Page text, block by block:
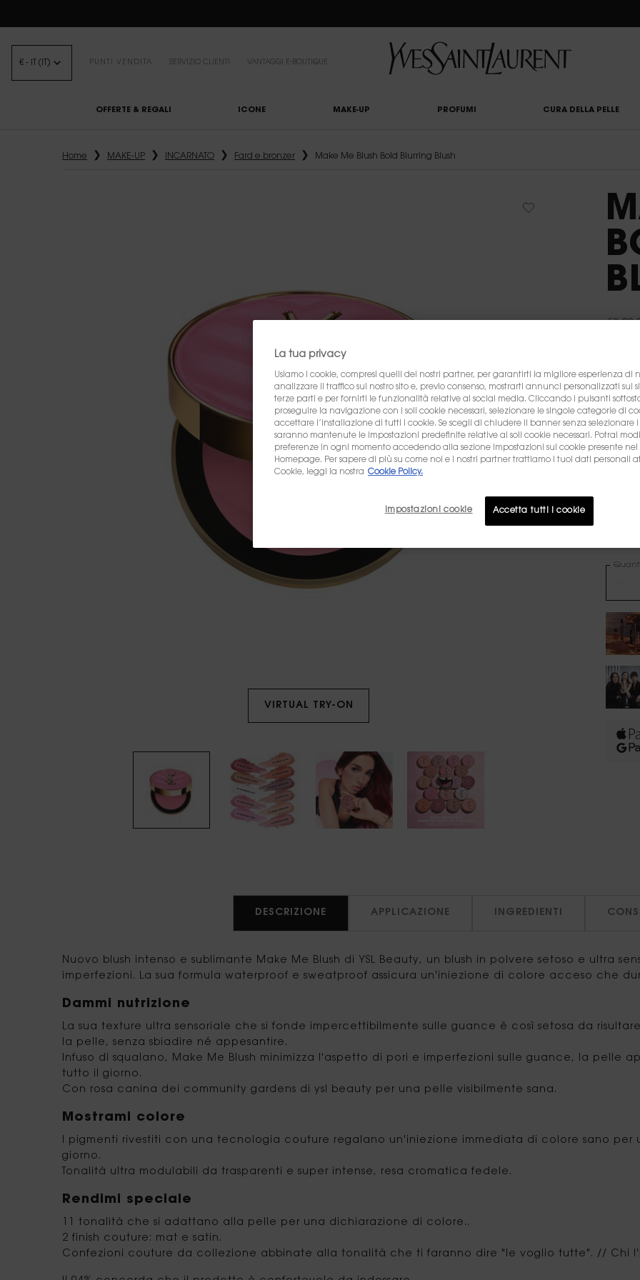
€ - IT (IT) PUNTI VENDITA SERVIZIO CLIENTI VANTAGGI E-BOUTIQUE
OFFERTE & REGALI ICONE MAKE-UP PROFUMI CURA DELLA PELLE
Home MAKE-UP INCARNATO Fard e bronzer Make Me Blush Bold Blurring Blush
52,00
4.828
VIRTUAL TRY-ON
DESCRIZIONE APPLICAZIONE INGREDIENTI
Nuovo blush intenso e sublimante Make Me Blush di YSL Beauty, un blush in polvere setoso e ultra
imperfezioni. La sua formula waterproof e sweatproof assicura un'iniezione di colore acceso che
Dammi nutrizione
La sua texture ultra sensoriale che si fonde impercettibilmente sulle guance è così setosa da
la pelle, senza sbiadire né appesantire.
Infuso di squalano, Make Me Blush minimizza l'aspetto di pori e imperfezioni sulle guance, la pelle
tutto il giorno.
Con rosa canina dei community gardens di ysl beauty per una pelle visibilmente sana.
Mostrami colore
I pigmenti rivestiti con una tecnologia couture regalano un'iniezione immediata di colore sano per
giorno.
Tonalità ultra modulabili da trasparenti e super intense, resa cromatica fedele.
Rendimi speciale
11 tonalità che si adattano alla pelle per una dichiarazione di colore..
2 finish couture: mat e satin.
Confezioni couture da collezione abbinate alla tonalità che ti faranno dire "le voglio tutte". // Chi
La tua privacy
Usiamo i cookie, compresi quelli dei nostri partner, per garantirti la migliore esperienza di
analizzare il traffico sul nostro sito e, previo consenso, mostrarti annunci personalizzati sui
terze parti e per fornirti le funzionalità relative ai social media. Cliccando i pulsanti
proseguire la navigazione con i soli cookie necessari, selezionare le singole categorie di
accettare l’installazione di tutti i cookie. Se scegli di chiudere il banner senza selezionare i
saranno mantenute le impostazioni predefinite relative ai soli cookie necessari. Potrai
preferenze in ogni momento accedendo alla sezione Impostazioni sui cookie presente nel
Homepage. Per sapere di più su come noi e i nostri partner trattiamo i tuoi dati personali
Cookie, leggi la nostra
Cookie Policy.
Impostazioni cookie Accetta tutti i cookie